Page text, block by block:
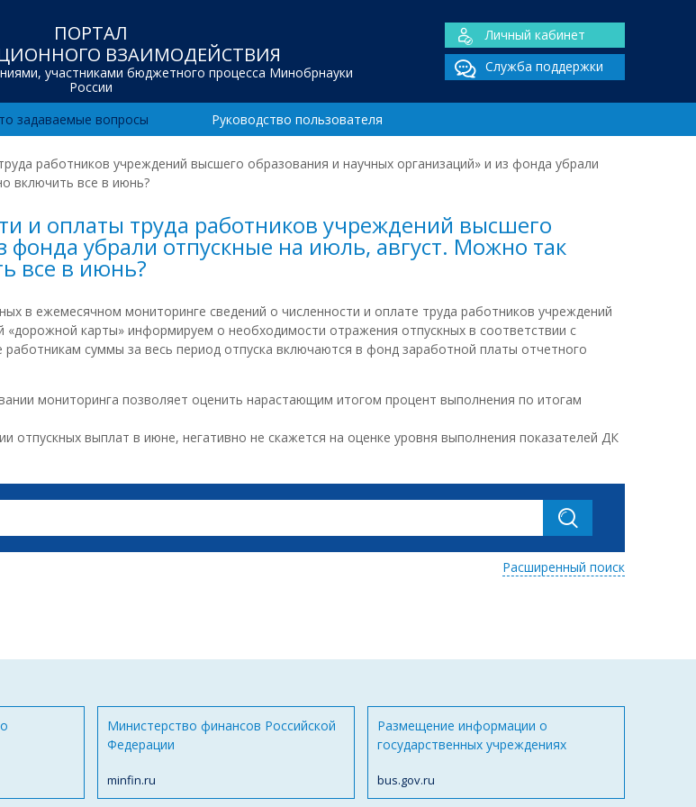
ПОРТАЛ
ВЗАИМОДЕЙСТВИЯ
участниками бюджетного процесса Минобрнауки
России
Личный кабинет
Служба поддержки
задаваемые вопросы Руководство пользователя
работников учреждений высшего образования и научных организаций» и из фонда убрали
включить все в июнь?
и оплаты труда работников учреждений высшего
убрали отпускные на июль, август. Можно так
все в июнь?
в ежемесячном мониторинге сведений о численности и оплате труда работников учреждений
карты» информируем о необходимости отражения отпускных в соответствии с
суммы за весь период отпуска включаются в фонд заработной платы отчетного
мониторинга позволяет оценить нарастающим итогом процент выполнения по итогам
отпускных выплат в июне, негативно не скажется на оценке уровня выполнения показателей ДК
Расширенный поиск
Министерство финансов Российской
Федерации
minfin.ru
Размещение информации о
государственных учреждениях
bus.gov.ru